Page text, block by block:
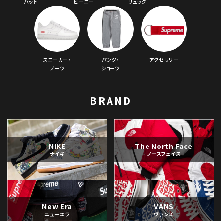
並び順
価格から探す
円 ～
ハット ビーニー リュック
スニーカー・
ブーツ
パンツ・
ショーツ
アクセサリー
BRAND
NIKE
ナイキ
The North Face
ノースフェイス
New Era
ニューエラ
VANS
ヴァンズ